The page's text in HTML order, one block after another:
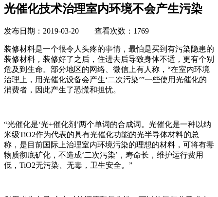
光催化技术治理室内环境不会产生污染
发布日期：2019-03-20 查看次数：1769
装修材料是一个很令人头疼的事情，最怕是买到有污染隐患的
装修材料，装修好了之后，住进去后导致身体不适，更有个别
危及到生命。部分地区的网络、微信上有人称，“在室内环境
治理上，用光催化设备会产生‘二次污染’”一些使用光催化的
消费者，因此产生了恐慌和担忧。
“光催化是‘光+催化剂’两个单词的合成词。光催化是一种以纳
米级TiO2作为代表的具有光催化功能的光半导体材料的总
称，是目前国际上治理室内环境污染的理想的材料，可将有毒
物质彻底矿化，不造成‘二次污染’，寿命长，维护运行费用
低，TiO2无污染、无毒，卫生安全。”